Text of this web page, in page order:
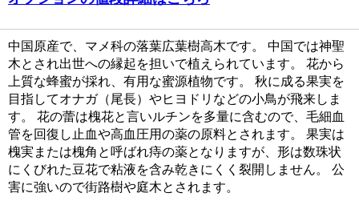
中国原産で、マメ科の落葉広葉樹高木です。 中国では神聖
木とされ出世への縁起を担いで植えられています。 花から
上質な蜂蜜が採れ、有用な蜜源植物です。 秋に成る果実を
目指してオナガ（尾長）やヒヨドリなどの小鳥が飛来しま
す。 花の蕾は槐花と言いルチンを多量に含むので、毛細血
管を回復し止血や高血圧用の薬の原料とされます。 果実は
槐実または槐角と呼ばれ痔の薬となりますが、形は数珠状
にくびれた豆花で粘液を含み乾きにくく裂開しません。 公
害に強いので街路樹や庭木とされます。